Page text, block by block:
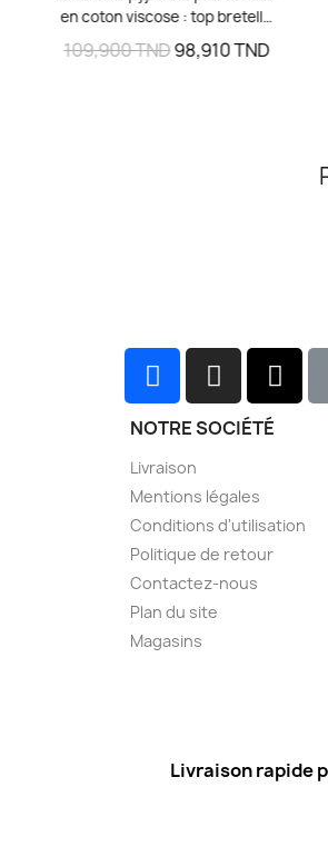
en coton viscose : top bretelle
uni avec bordure imprimée et
petit nœud au décolleté, short
109,900 TND98,910 TND
NOTRE SOCIÉTÉ
Livraison
Mentions légales
Conditions d'utilisation
Politique de retour
Contactez-nous
Plan du site
Magasins
Livraison rapide